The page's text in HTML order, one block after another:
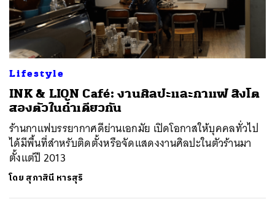
Lifestyle
INK & LION Café: งานศิลปะและกาแฟ สิงโต
สองตัวในถ้ำเดียวกัน
ร้านกาแฟบรรยากาศดีย่านเอกมัย เปิดโอกาสให้บุคคลทั่วไป
ได้มีพื้นที่สำหรับติดตั้งหรือจัดแสดงงานศิลปะในตัวร้านมา
ตั้งแต่ปี 2013
โดย สุภาสินี หารสุริ